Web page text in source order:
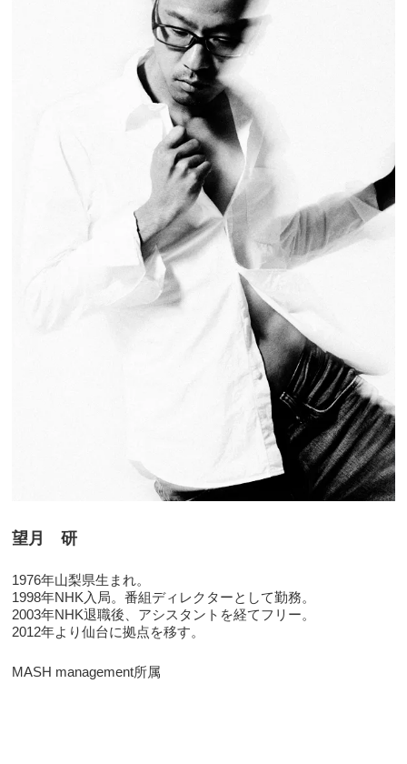
望月 研
1976年山梨県生まれ。
1998年NHK入局。番組ディレクターとして勤務。
2003年NHK退職後、アシスタントを経てフリー。
2012年より仙台に拠点を移す。
MASH management所属